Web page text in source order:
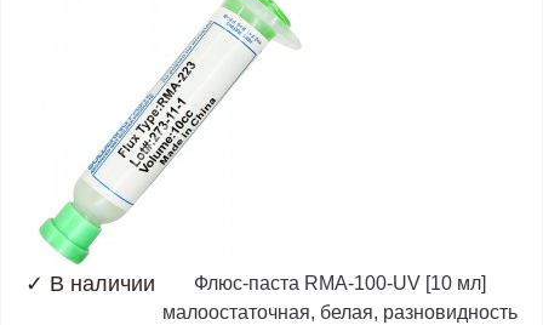
✓ В наличии
Флюс-паста RMA-100-UV [10 мл]
малоостаточная, белая, разновидность